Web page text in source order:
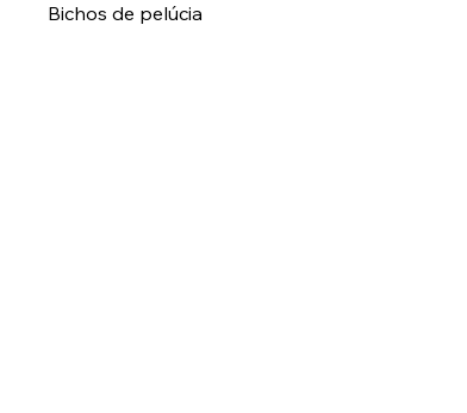
Bichos de pelúcia